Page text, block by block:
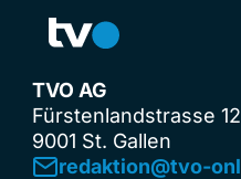
TVO AG
Fürstenlandstrasse
9001 St. Gallen
redaktion@tvo-